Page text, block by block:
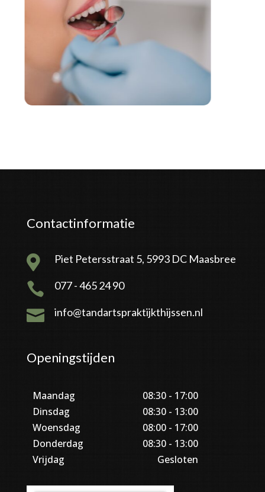
Contactinformatie
 Piet Petersstraat 5, 5993 DC Maasbree
 077 - 465 24 90
 info@tandartspraktijkthijssen.nl
Openingstijden
Maandag
08:30 - 17:00
Dinsdag
08:30 - 13:00
Woensdag
08:00 - 17:00
Donderdag
08:30 - 13:00
Vrijdag
Gesloten